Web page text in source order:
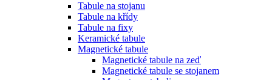
Tabule na stojanu
Tabule na křídy
Tabule na fixy
Keramické tabule
Magnetické tabule
Magnetické tabule na zeď
Magnetické tabule se stojanem